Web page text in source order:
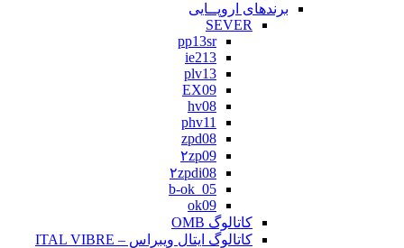
برندهای اروپــایی
SEVER
pp13sr
ie213
plv13
EX09
hv08
phv11
zpd08
۲zp09
۲zpdi08
b-ok_05
ok09
کاتالوگ OMB
کاتالوگ ایتال ویبراس – ITAL VIBRE